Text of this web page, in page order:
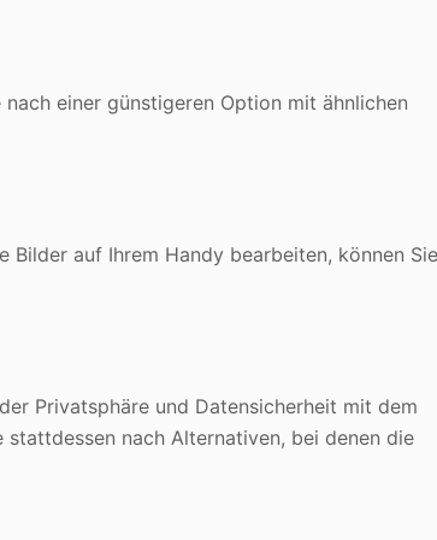
einer günstigeren Option mit ähnlichen
auf Ihrem Handy bearbeiten, können
Privatsphäre und Datensicherheit mit dem
stattdessen nach Alternativen, bei denen die